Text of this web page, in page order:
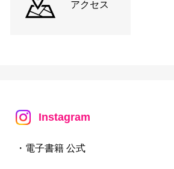
アクセス
Instagram
・電子書籍 公式